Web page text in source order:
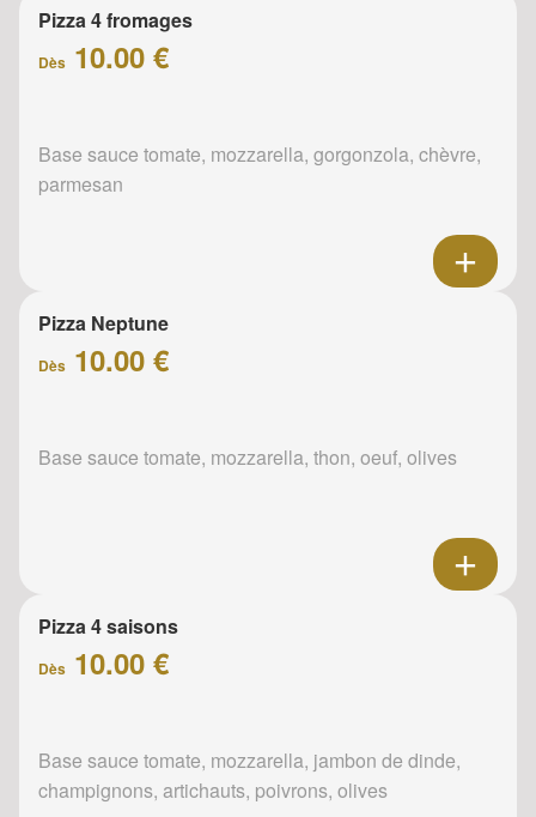
Pizza 4 fromages
Dès 10.00 €
Base sauce tomate, mozzarella, gorgonzola, chèvre,
parmesan
Pizza Neptune
Dès 10.00 €
Base sauce tomate, mozzarella, thon, oeuf, olives
Pizza 4 saisons
Dès 10.00 €
Base sauce tomate, mozzarella, jambon de dinde,
champignons, artichauts, poivrons, olives